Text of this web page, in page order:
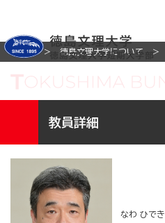
ホーム 徳島文理大学について
教員詳細
なわ ひでき